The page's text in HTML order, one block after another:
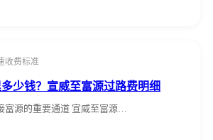
收费标准
少钱？宣威至富源过路费明细
富源的重要通道 宣威至富源…